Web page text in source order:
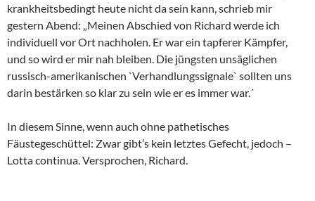
krankheitsbedingt heute nicht da sein kann, schrieb mir
gestern Abend: „Meinen Abschied von Richard werde ich
individuell vor Ort nachholen. Er war ein tapferer Kämpfer,
und so wird er mir nah bleiben. Die jüngsten unsäglichen
russisch-amerikanischen `Verhandlungssignale` sollten uns
darin bestärken so klar zu sein wie er es immer war.´
In diesem Sinne, wenn auch ohne pathetisches
Fäustegeschüttel: Zwar gibt’s kein letztes Gefecht, jedoch –
Lotta continua. Versprochen, Richard.